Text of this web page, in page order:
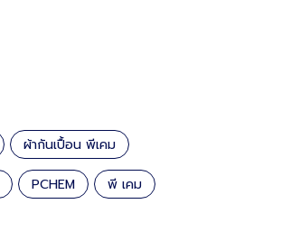
ผ้ากันเปื้อน พีเคม
PCHEM พี เคม